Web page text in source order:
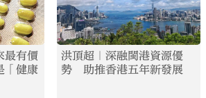
大公文匯
最有價
「健康
洪頂超｜深融閩港資源優
勢 助推香港五年新發展